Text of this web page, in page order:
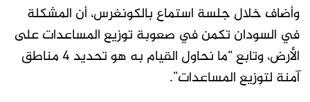
وأضاف خلال جلسة استماع بالكونغرس، أن المشكلة
في السودان تكمن في صعوبة توزيع المساعدات على
الأرض، وتابع “ما نحاول القيام به هو تحديد 4 مناطق
آمنة لتوزيع المساعدات”.